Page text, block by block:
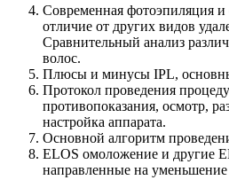
Современная фотоэпиляция
отличие от других видов
Сравнительный анализ
волос.
Плюсы и минусы IPL,
Протокол проведения
противопоказания, осмотр,
настройка аппарата.
Основной алгоритм
ELOS омоложение и другие
направленные на